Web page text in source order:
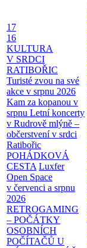
17
16
KULTURA
V SRDCI
RATIBOŘIC
Turisté zvou na své
akce v srpnu 2026
Kam za kopanou v
srpnu Letní koncerty
v Rudrově mlýně –
občerstvení v srdci
Ratibořic
POHÁDKOVÁ
CESTA Luxfer
Open Space
v červenci a srpnu
2026
RETROGAMING
– POČÁTKY
OSOBNÍCH
POČÍTAČŮ U